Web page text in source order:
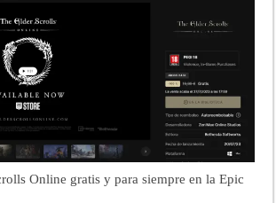
Online gratis y para siempre en la Epic